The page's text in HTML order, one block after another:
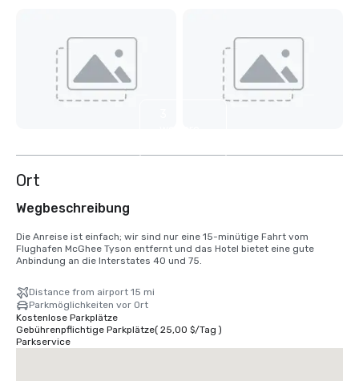
Ort
Wegbeschreibung
Die Anreise ist einfach; wir sind nur eine 15-minütige Fahrt vom
Flughafen McGhee Tyson entfernt und das Hotel bietet eine gute
Anbindung an die Interstates 40 und 75.
Distance from airport 15 mi
Parkmöglichkeiten vor Ort
Kostenlose Parkplätze
Gebührenpflichtige Parkplätze( 25,00 $/Tag )
Parkservice